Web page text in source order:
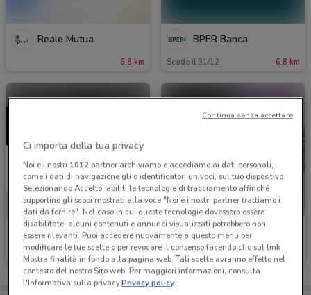
Reale Mutua
6.8 km
BPER Banca
Scade il 31/12 6.8 km
Axa
Scade il 31/10 6.8 km
UniCredit
Scade il 31/08 6.8 km
Ci importa della tua privacy
Noi e i nostri 1012partner archiviamo e accediamo ai dati personali,
come i dati di navigazione gli o identificatori univoci, sul tuo dispositivo.
Selezionando Accetto, abiliti le tecnologie di tracciamento affinché
supportino gli scopi mostrati alla voce "Noi e i nostri partner trattiamo i
dati da fornire". Nel caso in cui queste tecnologie dovessero essere
disabilitate, alcuni contenuti e annunci visualizzati potrebbero non
essere rilevanti. Puoi accedere nuovamente a questo menu per
modificare le tue scelte o per revocare il consenso facendo clic sul link
Mostra finalità in fondo alla pagina web. Tali scelte avranno effetto nel
contesto del nostro Sito web. Per maggiori informazioni, consulta
l'Informativa sulla privacy.Privacy policy
Continua senza accettare